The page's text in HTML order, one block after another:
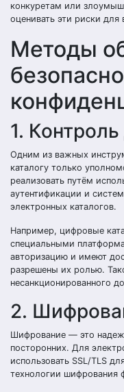
конкуретам или
оценивать эти риски
Методы
1.
Одним из важных
каталогу только
реализовать путём
аутентификации и
электронных каталогов.
Например, цифровые
специальными
авторизацию и имеют
разрешены их ролью.
несанкционированного
2.
Шифрование — это
посторонних. Для
использовать SSL/TLS
технологии шифрования